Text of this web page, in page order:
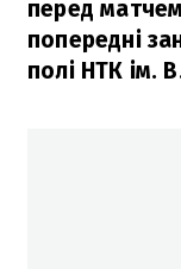
перед
попередні
полі НТК ім.